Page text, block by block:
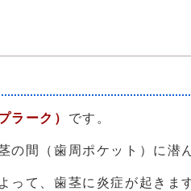
ラーク） です。
間（歯周ポケット）に潜
て、歯茎に炎症が起きま